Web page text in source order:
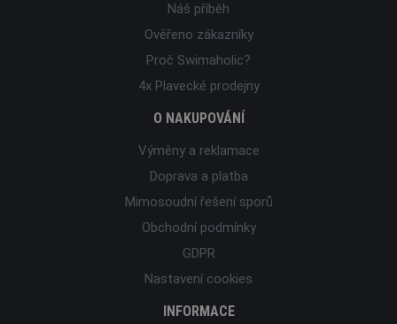
Náš příběh
Ověřeno zákazníky
Proč Swimaholic?
4x Plavecké prodejny
O NAKUPOVÁNÍ
Výměny a reklamace
Doprava a platba
Mimosoudní řešení sporů
Obchodní podmínky
GDPR
Nastavení cookies
INFORMACE